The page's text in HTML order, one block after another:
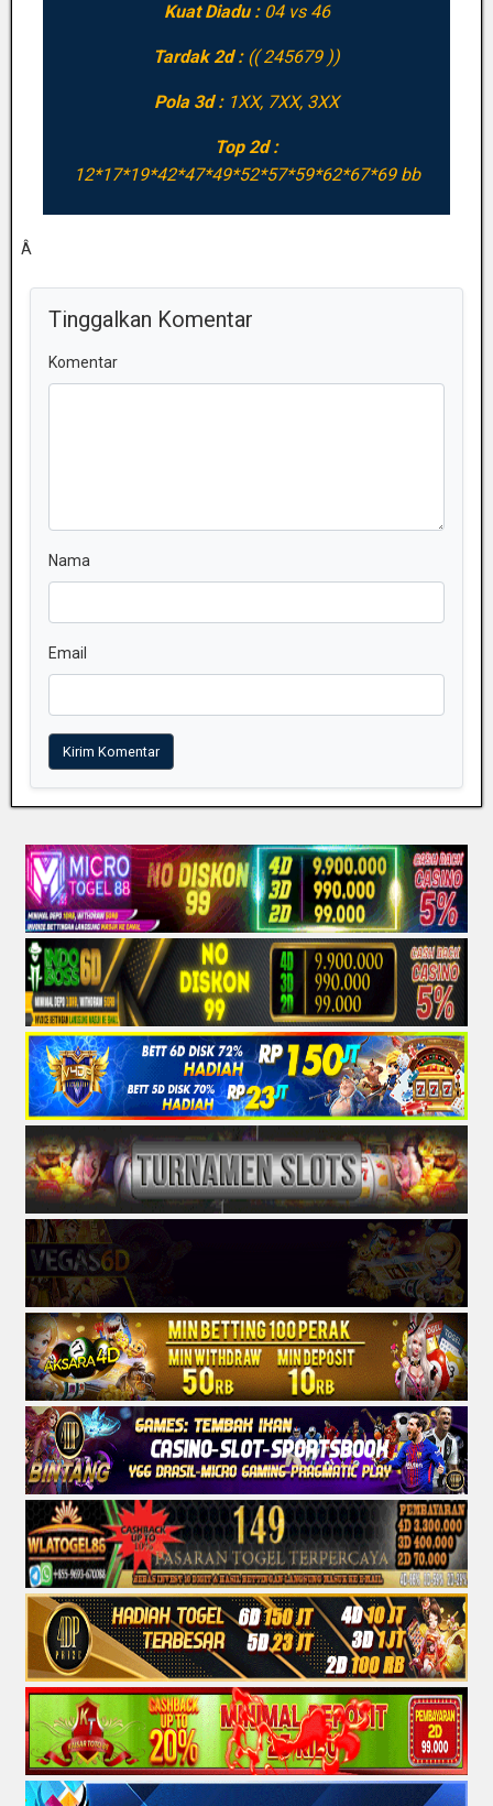
Kuat Diadu : 04 vs 46
Tardak 2d : (( 245679 ))
Pola 3d : 1XX, 7XX, 3XX
Top 2d :
12*17*19*42*47*49*52*57*59*62*67*69 bb
Â
Tinggalkan Komentar
Komentar
Nama
Email
Kirim Komentar